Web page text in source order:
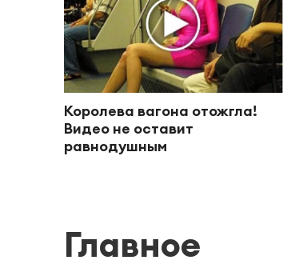
Королева вагона отожгла!
Видео не оставит
равнодушным
Главное